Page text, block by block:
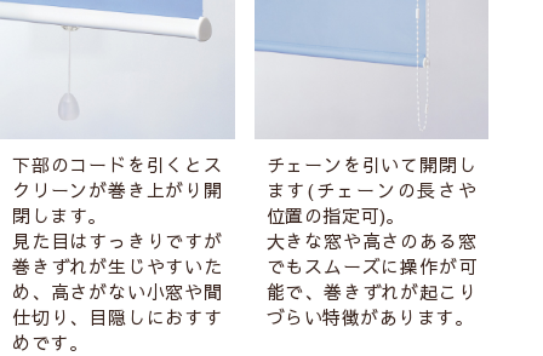
下部のコードを引くとス
クリーンが巻き上がり開
閉します。
見た目はすっきりですが
巻きずれが生じやすいた
め、高さがない小窓や間
仕切り、目隠しにおすす
めです。
チェーンを引いて開閉し
ます(チェーンの長さや
位置の指定可)。
大きな窓や高さのある窓
でもスムーズに操作が可
能で、巻きずれが起こり
づらい特徴があります。